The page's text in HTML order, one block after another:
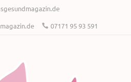
07171 95 93 591